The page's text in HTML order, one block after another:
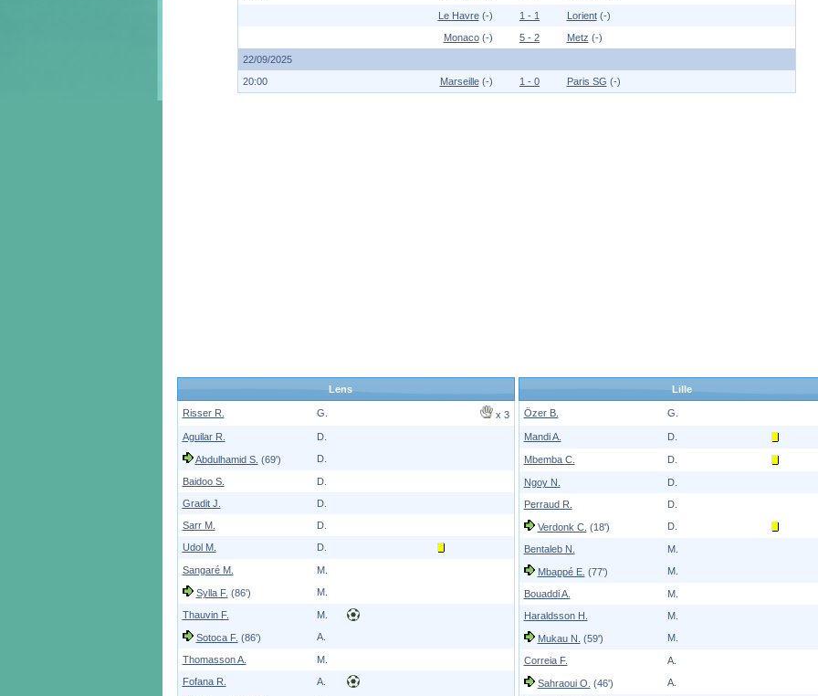
Le Havre(-) 1 - 1 Lorient(-)
Monaco(-) 5 - 2 Metz (-)
22/09/2025
20:00
Marseille(-) 1 - 0 Paris SG (-)
Lens
Risser R. G.
x 3
Aguilar R.
D.
Abdulhamid S. (69') D.
Baidoo S.
D.
Gradit J.
D.
Sarr M.
D.
Udol M.
D.
Sangaré M. M.
Sylla F. (86') M.
Thauvin F. M.
Sotoca F. (86') A.
Thomasson A.
M.
Fofana R.
A.
Lille
Özer B. G.
Mandi A. D.
Mbemba C. D.
Ngoy N.
D.
Perraud R.
D.
Verdonk C. (18') D.
Bentaleb N. M.
Mbappé E. (77') M.
Bouaddi A.
M.
Haraldsson H.
M.
Mukau N. (59') M.
Correia F. A.
Sahraoui O. (46') A.